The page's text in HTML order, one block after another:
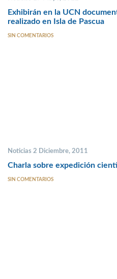
Exhibirán en la UCN
realizado en Isla de Pascua
SIN COMENTARIOS
Noticias 2 Diciembre, 2011
Charla sobre expedición
SIN COMENTARIOS